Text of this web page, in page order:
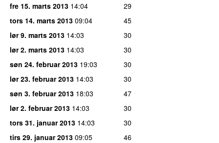
fre 15. marts 2013 14:04
29
tors 14. marts 2013 09:04
45
lør 9. marts 2013 14:03
30
lør 2. marts 2013 14:03
30
søn 24. februar 2013 19:03
30
lør 23. februar 2013 14:03
30
søn 3. februar 2013 18:03
47
lør 2. februar 2013 14:03
30
tors 31. januar 2013 14:03
30
tirs 29. januar 2013 09:05
46